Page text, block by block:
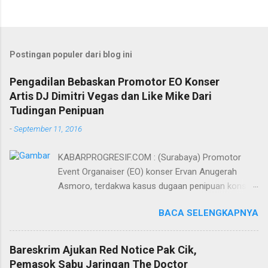
Postingan populer dari blog ini
Pengadilan Bebaskan Promotor EO Konser
Artis DJ Dimitri Vegas dan Like Mike Dari
Tudingan Penipuan
-September 11, 2016
KABARPROGRESIF.COM : (Surabaya) Promotor
Event Organaiser (EO) konser Ervan Anugerah
Asmoro, terdakwa kasus dugaan penipuan konser
dari tuntutan 1,5 tahun penjara yang diajukan Jaksa
Penuntut Umum (JPU) Darwis dari Kejari Surabaya.
Oleh majelis hakim yang diketuai Sigit Sutanto SH
MH, kasus penipuan yang menjerat Ervan tersebut
BACA SELENGKAPNYA
Bareskrim Ajukan Red Notice Pak Cik,
Pemasok Sabu Jaringan The Doctor